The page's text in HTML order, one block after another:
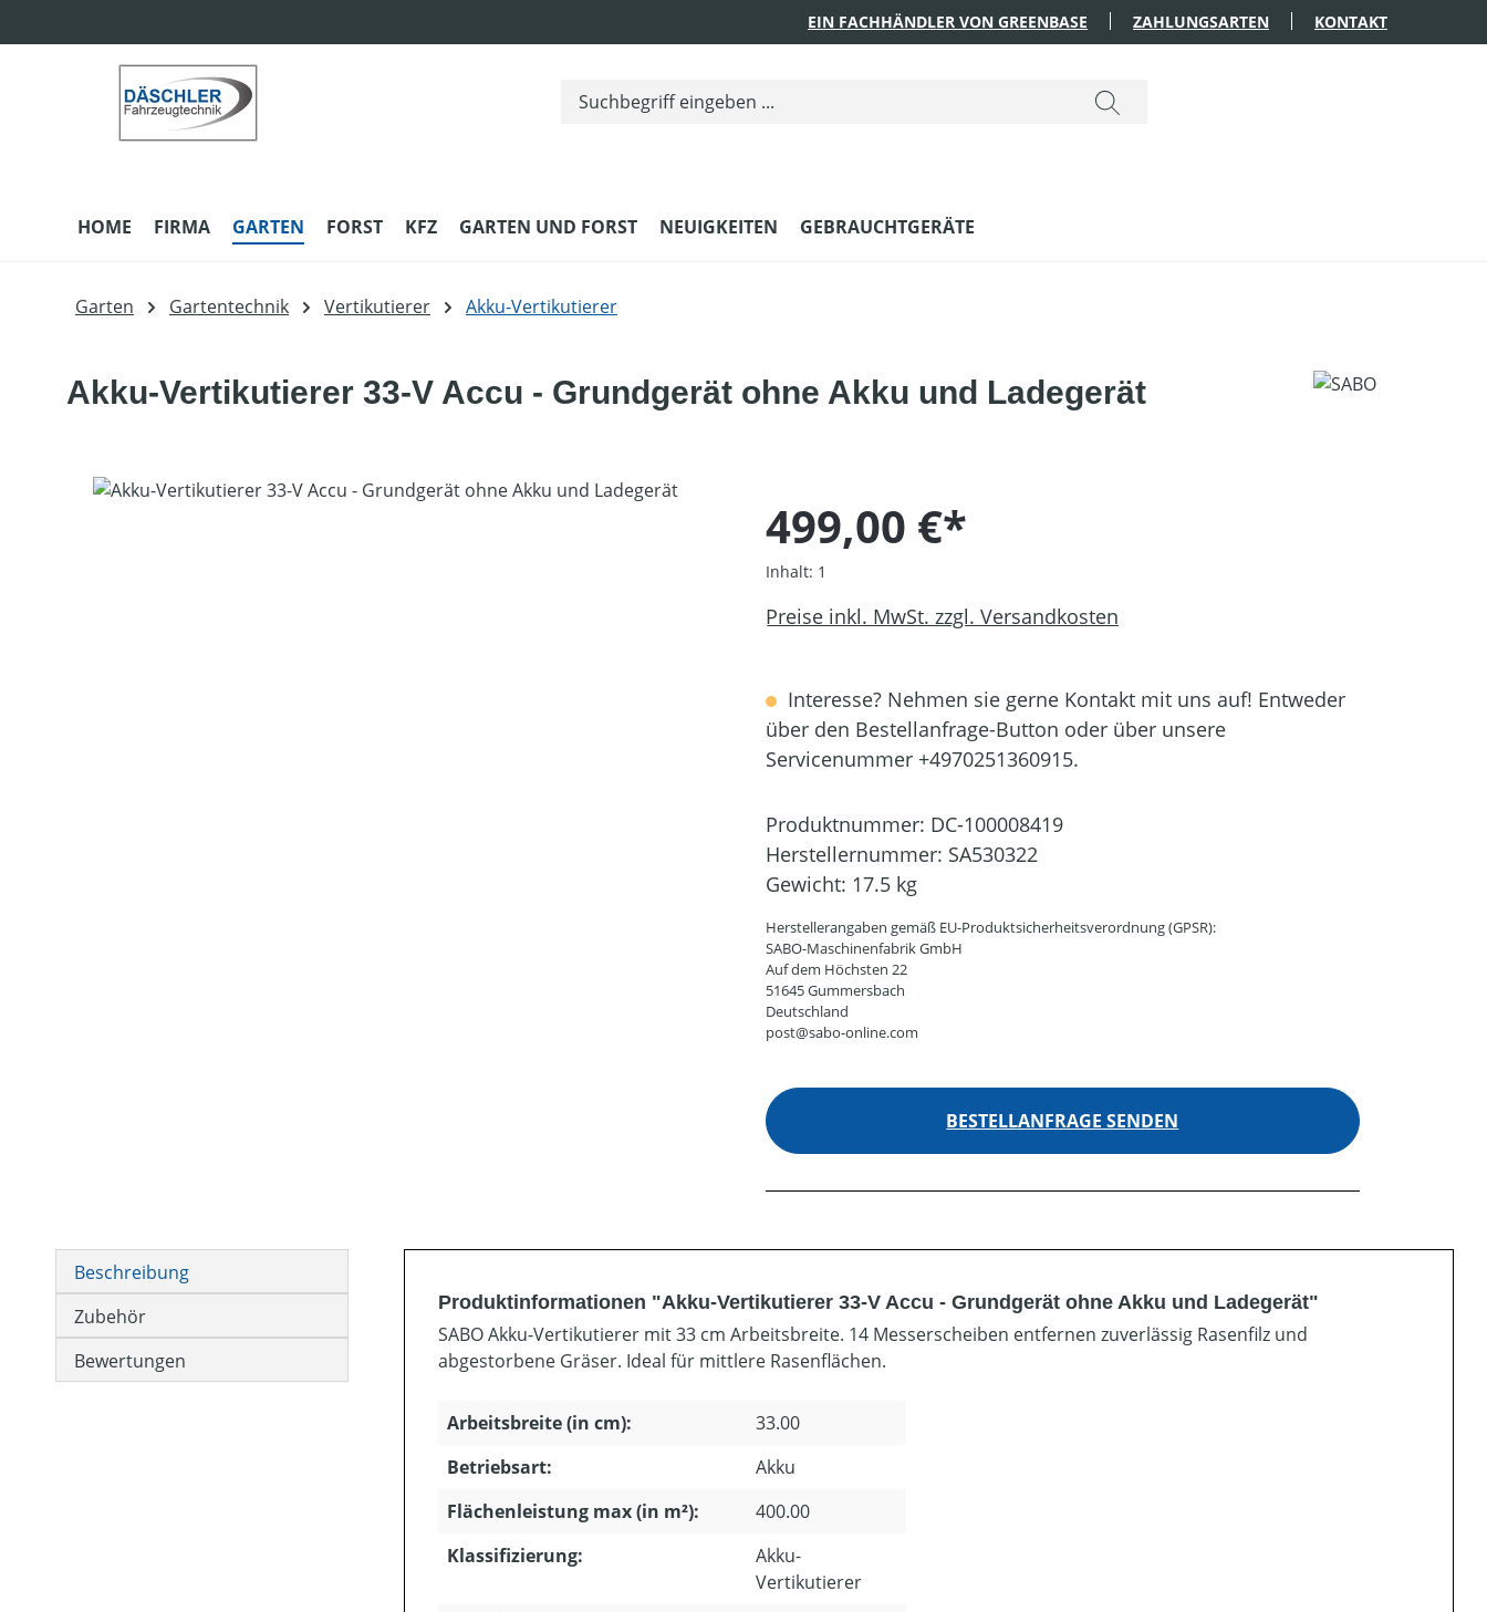
EIN FACHHÄNDLER VON GREENBASE ZAHLUNGSARTEN KONTAKT
HOME FIRMA GARTEN FORST KFZ GARTEN UND FORST NEUIGKEITEN GEBRAUCHTGERÄTE
Garten Gartentechnik Vertikutierer Akku-Vertikutierer
Akku-Vertikutierer 33-V Accu - Grundgerät ohne Akku und Ladegerät
Bildergalerie überspringen
499,00 €*
Inhalt: 1
Preise inkl. MwSt. zzgl. Versandkosten
Interesse? Nehmen sie gerne Kontakt mit uns auf! Entweder
über den Bestellanfrage-Button oder über unsere
Servicenummer +4970251360915.
Produktnummer: DC-100008419
Herstellernummer: SA530322
Gewicht: 17.5 kg
Herstellerangaben gemäß EU-Produktsicherheitsverordnung (GPSR):
SABO-Maschinenfabrik GmbH
Auf dem Höchsten 22
51645 Gummersbach
Deutschland
post@sabo-online.com
BESTELLANFRAGE SENDEN
Beschreibung
Zubehör
Bewertungen
Produktinformationen "Akku-Vertikutierer 33-V Accu - Grundgerät ohne Akku und Ladegerät"
SABO Akku-Vertikutierer mit 33 cm Arbeitsbreite. 14 Messerscheiben entfernen zuverlässig Rasenfilz und
abgestorbene Gräser. Ideal für mittlere Rasenflächen.
Arbeitsbreite (in cm):
33.00
Betriebsart:
Akku
Flächenleistung max (in m²):
400.00
Klassifizierung:
Akku-
Vertikutierer